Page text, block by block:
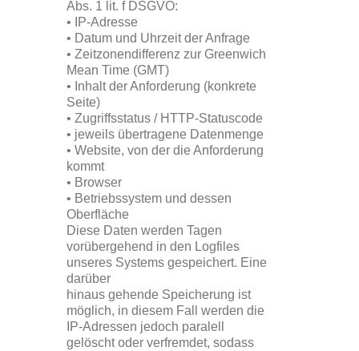
Abs. 1 lit. f DSGVO:
• IP-Adresse
• Datum und Uhrzeit der Anfrage
• Zeitzonendifferenz zur Greenwich
Mean Time (GMT)
• Inhalt der Anforderung (konkrete
Seite)
• Zugriffsstatus / HTTP-Statuscode
• jeweils übertragene Datenmenge
• Website, von der die Anforderung
kommt
• Browser
• Betriebssystem und dessen
Oberfläche
Diese Daten werden Tagen
vorübergehend in den Logfiles
unseres Systems gespeichert. Eine
darüber
hinaus gehende Speicherung ist
möglich, in diesem Fall werden die
IP-Adressen jedoch paralell
gelöscht oder verfremdet, sodass